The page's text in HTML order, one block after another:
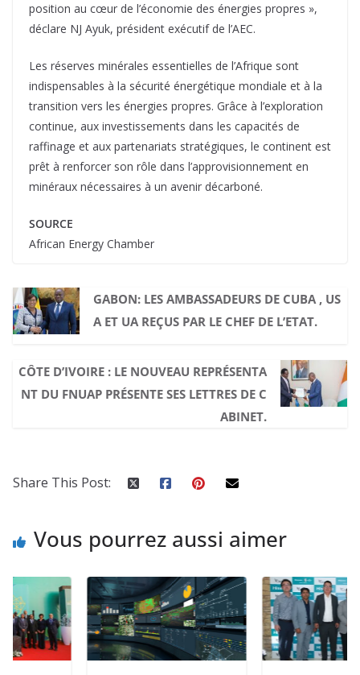
position au cœur de l’économie des énergies propres »,
déclare NJ Ayuk, président exécutif de l’AEC.
Les réserves minérales essentielles de l’Afrique sont
indispensables à la sécurité énergétique mondiale et à la
transition vers les énergies propres. Grâce à l’exploration
continue, aux investissements dans les capacités de
raffinage et aux partenariats stratégiques, le continent est
prêt à renforcer son rôle dans l’approvisionnement en
minéraux nécessaires à un avenir décarboné.
SOURCE
African Energy Chamber
GABON: LES AMBASSADEURS DE CUBA , US
A ET UA REÇUS PAR LE CHEF DE L’ETAT.
CÔTE D’IVOIRE : LE NOUVEAU REPRÉSENTA
NT DU FNUAP PRÉSENTE SES LETTRES DE C
ABINET.
Share This Post:
Vous pourrez aussi aimer